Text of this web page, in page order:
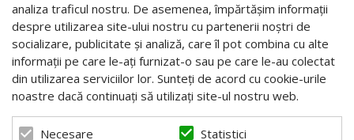
analiza traficul nostru. De asemenea, împărtășim informații
despre utilizarea site-ului nostru cu partenerii noștri de
socializare, publicitate și analiză, care îl pot combina cu alte
informații pe care le-ați furnizat-o sau pe care le-au colectat
din utilizarea serviciilor lor. Sunteți de acord cu cookie-urile
noastre dacă continuați să utilizați site-ul nostru web.
Necesare Statistici